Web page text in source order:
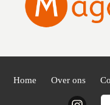
Home Over ons